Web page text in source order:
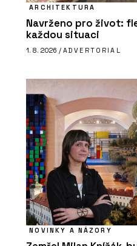
ARCHITEKTURA
Navrženo pro život:
každou situaci
1. 8. 2026 / ADVERTORIAL
NOVINKY A NÁZORY